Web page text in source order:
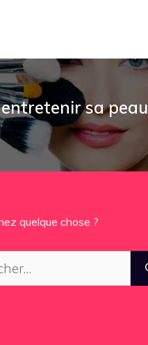
sa peau
quelque chose ?
: